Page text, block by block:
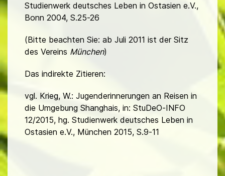
Studienwerk deutsches Leben in Ostasien e.V.,
Bonn 2004, S.25-26
(Bitte beachten Sie: ab Juli 2011 ist der Sitz
des Vereins München)
Das indirekte Zitieren:
vgl. Krieg, W.: Jugenderinnerungen an Reisen in
die Umgebung Shanghais, in: StuDeO-INFO
12/2015, hg. Studienwerk deutsches Leben in
Ostasien e.V., München 2015, S.9-11